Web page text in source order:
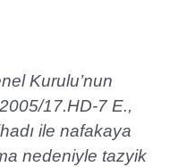
Kurulu’nun
17.HD-7 E.,
ile nafakaya
nedeniyle tazyik